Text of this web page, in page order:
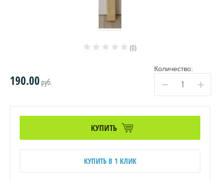
(0)
190.00 руб.
Количество:
− +
КУПИТЬ
КУПИТЬ В 1 КЛИК